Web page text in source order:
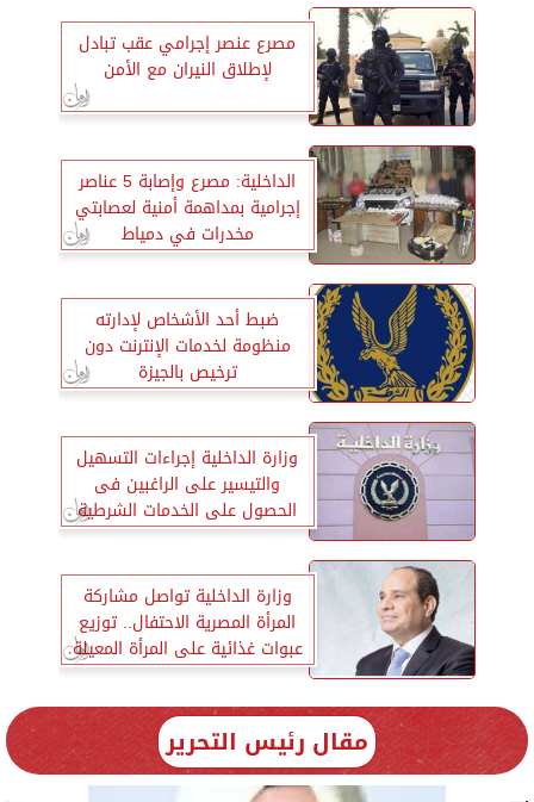
مصرع عنصر إجرامي عقب تبادل
لإطلاق النيران مع الأمن
الداخلية: مصرع وإصابة 5 عناصر
إجرامية بمداهمة أمنية لعصابتي
مخدرات في دمياط
ضبط أحد الأشخاص لإدارته
منظومة لخدمات الإنترنت دون
ترخيص بالجيزة
وزارة الداخلية إجراءات التسهيل
والتيسير على الراغبين فى
الحصول على الخدمات الشرطية
وزارة الداخلية تواصل مشاركة
المرأة المصرية الاحتفال.. توزيع
عبوات غذائية على المرأة المعيلة
مقال رئيس التحرير